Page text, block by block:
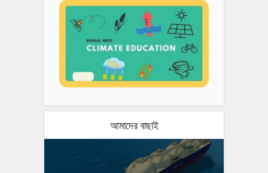
আমাদের বাছাই